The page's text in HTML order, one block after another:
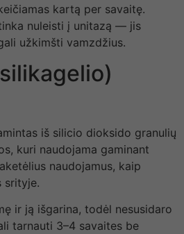
kartą per savaitę.
nuleisti į unitazą — jis
užkimšti vamzdžius.
iš silicio dioksido granulių
kuri naudojama gaminant
naudojamus, kaip
srityje.
ir ją išgarina, todėl nesusidaro
tarnauti 3–4 savaites be